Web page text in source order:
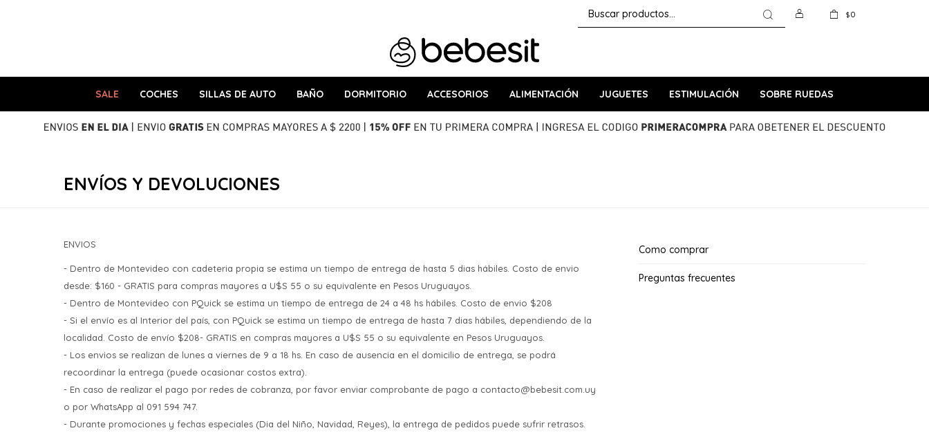
SALE COCHES SILLAS DE AUTO BAÑO DORMITORIO ACCESORIOS ALIMENTACIÓN JUGUETES ESTIMULACIÓN SOBRE RUEDAS
$0
ENVÍOS Y DEVOLUCIONES
ENVIOS
- Dentro de Montevideo con cadeteria propia se estima un tiempo de entrega de hasta 5 dias hábiles. Costo de envio
desde: $160 - GRATIS para compras mayores a U$S 55 o su equivalente en Pesos Uruguayos.
- Dentro de Montevideo con PQuick se estima un tiempo de entrega de 24 a 48 hs hábiles. Costo de envio $208
- Si el envío es al Interior del país, con PQuick se estima un tiempo de entrega de hasta 7 dias hábiles, dependiendo de la
localidad. Costo de envío $208- GRATIS en compras mayores a U$S 55 o su equivalente en Pesos Uruguayos.
- Los envios se realizan de lunes a viernes de 9 a 18 hs. En caso de ausencia en el domicilio de entrega, se podrá
recoordinar la entrega (puede ocasionar costos extra).
- En caso de realizar el pago por redes de cobranza, por favor enviar comprobante de pago a contacto@bebesit.com.uy
o por WhatsApp al 091 594 747.
- Durante promociones y fechas especiales (Dia del Niño, Navidad, Reyes), la entrega de pedidos puede sufrir retrasos.
Como comprar
Preguntas frecuentes